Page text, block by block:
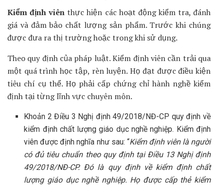
Kiểm định viên thực hiện các hoạt động kiểm tra, đánh
giá và đảm bảo chất lượng sản phẩm. Trước khi chúng
được đưa ra thị trường hoặc trong khi sử dụng.
Theo quy định của pháp luật. Kiểm định viên cần trải qua
một quá trình học tập, rèn luyện. Họ đạt được điều kiện
tiêu chí cụ thể. Họ phải cấp chứng chỉ hành nghề kiểm
định tại từng lĩnh vực chuyên môn.
Khoản 2 Điều 3 Nghị định 49/2018/NĐ-CP quy định về
kiểm định chất lượng giáo dục nghề nghiệp. Kiểm định
viên được định nghĩa như sau: “Kiểm định viên là người
có đủ tiêu chuẩn theo quy định tại Điều 13 Nghị định
49/2018/NĐ-CP. Đó là quy định về kiểm định chất
lượng giáo dục nghề nghiệp. Họ được cấp thẻ kiểm